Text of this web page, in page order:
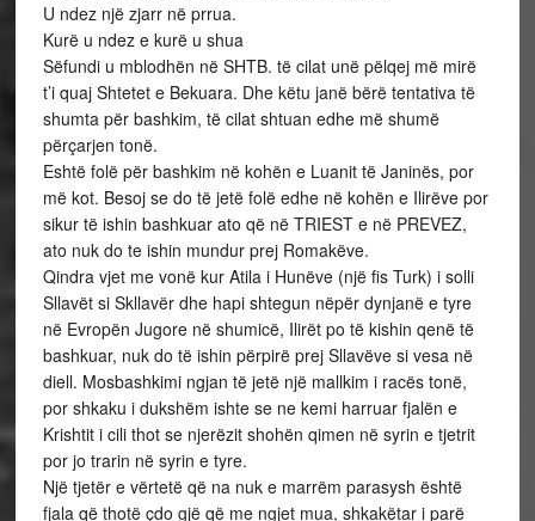
U ndez një zjarr në prrua.
Kurë u ndez e kurë u shua
Sëfundi u mblodhën në SHTB. të cilat unë pëlqej më mirë
t’i quaj Shtetet e Bekuara. Dhe këtu janë bërë tentativa të
shumta për bashkim, të cilat shtuan edhe më shumë
përçarjen tonë.
Eshtë folë për bashkim në kohën e Luanit të Janinës, por
më kot. Besoj se do të jetë folë edhe në kohën e Ilirëve por
sikur të ishin bashkuar ato që në TRIEST e në PREVEZ,
ato nuk do te ishin mundur prej Romakëve.
Qindra vjet me vonë kur Atila i Hunëve (një fis Turk) i solli
Sllavët si Skllavër dhe hapi shtegun nëpër dynjanë e tyre
në Evropën Jugore në shumicë, Ilirët po të kishin qenë të
bashkuar, nuk do të ishin përpirë prej Sllavëve si vesa në
diell. Mosbashkimi ngjan të jetë një mallkim i racës tonë,
por shkaku i dukshëm ishte se ne kemi harruar fjalën e
Krishtit i cili thot se njerëzit shohën qimen në syrin e tjetrit
por jo trarin në syrin e tyre.
Një tjetër e vërtetë që na nuk e marrëm parasysh është
fjala që thotë çdo gjë që me ngjet mua, shkakëtar i parë